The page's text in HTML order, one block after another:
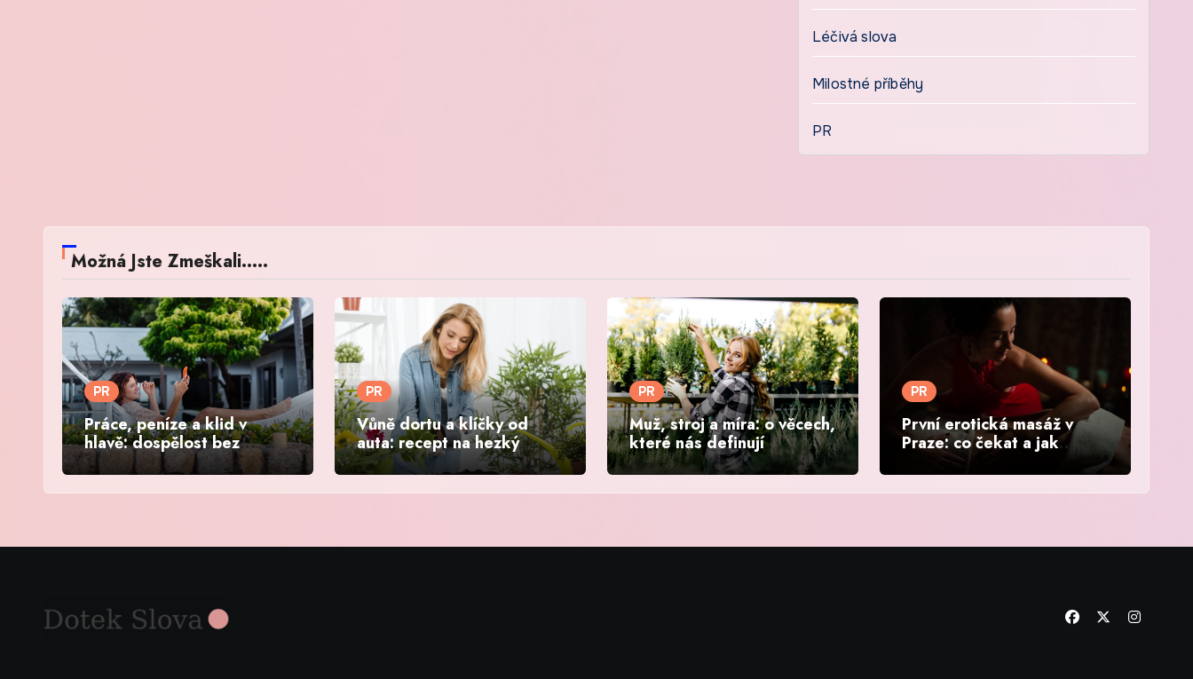
Léčivá slova
Milostné příběhy
PR
Možná Jste Zmeškali.....
PR
Práce, peníze a klid v
hlavě: dospělost bez
paniky
PR
Vůně dortu a klíčky od
auta: recept na hezký
víkend
PR
Muž, stroj a míra: o věcech,
které nás definují
PR
První erotická masáž v
Praze: co čekat a jak
vybrat salon